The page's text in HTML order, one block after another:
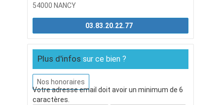
54000 NANCY
Plus d'infos sur ce bien ?
Nos honoraires
Votre adresse email doit avoir un minimum de 6
caractères.